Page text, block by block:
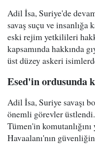
Adil İsa, Suriye'de
savaş suçu ve insanlığa
eski rejim yetkilileri
kapsamında hakkında
üst düzey askeri
Esed'in ordusunda
Adil İsa, Suriye savaşı
önemli görevler
Tümen'in
Havaalanı'nın